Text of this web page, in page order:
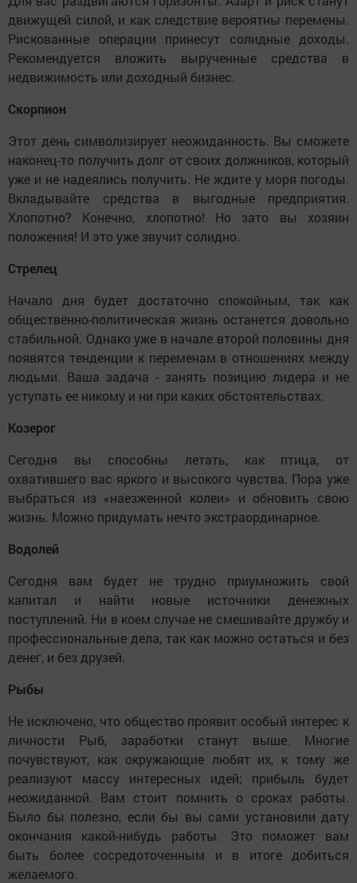
движущей силой, и как следствие вероятны перемены.
Рискованные операции принесут солидные доходы.
Рекомендуется вложить вырученные средства в
недвижимость или доходный бизнес.
Скорпион
Этот день символизирует неожиданность. Вы сможете
наконец-то получить долг от своих должников, который
уже и не надеялись получить. Не ждите у моря погоды.
Вкладывайте средства в выгодные предприятия.
Хлопотно? Конечно, хлопотно! Но зато вы хозяин
положения! И это уже звучит солидно.
Стрелец
Начало дня будет достаточно спокойным, так как
общественно-политическая жизнь останется довольно
стабильной. Однако уже в начале второй половины дня
появятся тенденции к переменам в отношениях между
людьми. Ваша задача - занять позицию лидера и не
уступать ее никому и ни при каких обстоятельствах.
Козерог
Сегодня вы способны летать, как птица, от
охватившего вас яркого и высокого чувства. Пора уже
выбраться из «наезженной колеи» и обновить свою
жизнь. Можно придумать нечто экстраординарное.
Водолей
Сегодня вам будет не трудно приумножить свой
капитал и найти новые источники денежных
поступлений. Ни в коем случае не смешивайте дружбу и
профессиональные дела, так как можно остаться и без
денег, и без друзей.
Рыбы
Не исключено, что общество проявит особый интерес к
личности Рыб, заработки станут выше. Многие
почувствуют, как окружающие любят их, к тому же
реализуют массу интересных идей; прибыль будет
неожиданной. Вам стоит помнить о сроках работы.
Было бы полезно, если бы вы сами установили дату
окончания какой-нибудь работы. Это поможет вам
быть более сосредоточенным и в итоге добиться
желаемого.